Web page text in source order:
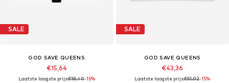
SALE
GOD SAVE QUEENS
€15,64
Laatste laagste prijs:€18,40-15%
SALE
GOD SAVE QUEENS
€43,36
Laatste laagste prijs:€51,02-15%